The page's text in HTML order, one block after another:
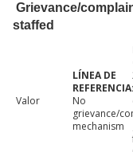
Grievance/
staffed
Valor
No
grievance/
mechanism